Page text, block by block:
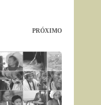
PRÓXIMO